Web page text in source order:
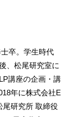
卒。学生時代
、松尾研究室に
講座の企画・講
年に株式会社E
尾研究所 取締役